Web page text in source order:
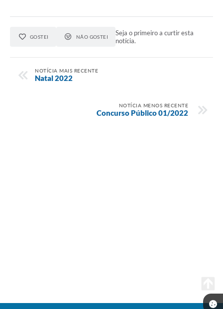
GOSTEI NÃO GOSTEI
Seja o primeiro a curtir esta
notícia.
NOTÍCIA MAIS RECENTE
Natal 2022
NOTÍCIA MENOS RECENTE
Concurso Público 01/2022